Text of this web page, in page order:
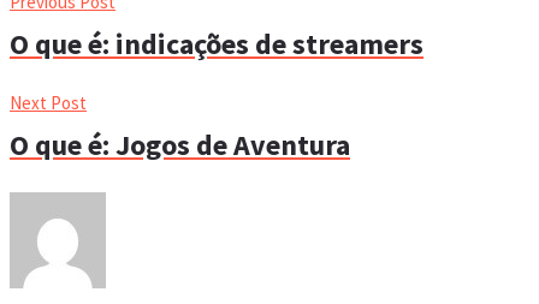
O que é: indicações de streamers
Next Post
O que é: Jogos de Aventura